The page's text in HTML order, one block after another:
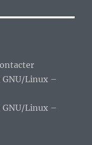
Linux –
Linux –